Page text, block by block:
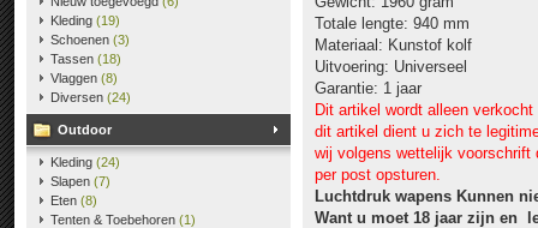
Kleding (19)
Schoenen (3)
Tassen (18)
Vlaggen (8)
Diversen (24)
Outdoor
Kleding (24)
Slapen (7)
Eten (8)
Tenten & Toebehoren (1)
Totale lengte: 940 mm
Materiaal: Kunstof kolf
Uitvoering: Universeel
Garantie: 1 jaar
Dit artikel wordt alleen
dit artikel dient u zich te
wij volgens wettelijk voorschrift
per post opsturen.
Luchtdruk wapens Kunnen
Want u moet 18 jaar zijn en